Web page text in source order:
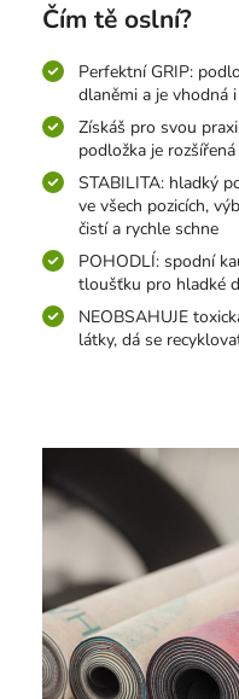
Čím tě oslní?
Perfektní GRIP:
dlaněmi a je vhodná
Získáš pro svou
podložka je
STABILITA: hladký
ve všech pozicích,
čistí a rychle schne
POHODLÍ: spodní
tloušťku pro hladké
NEOBSAHUJE
látky, dá se